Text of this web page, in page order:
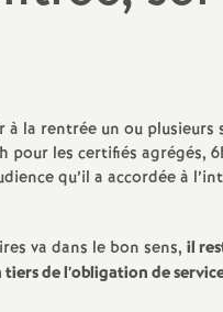
Lycées
Formation Continue des
Enquêtes
à la rentrée un ou
pour les certifiés agrégés,
qu’il a accordée à
va dans le bon sens, il
de l’obligation de